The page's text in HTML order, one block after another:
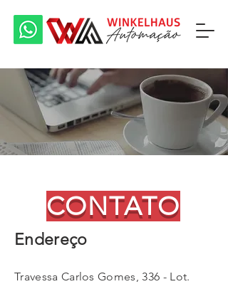
CONTATO
Endereço
Travessa Carlos Gomes, 336 - Lot.